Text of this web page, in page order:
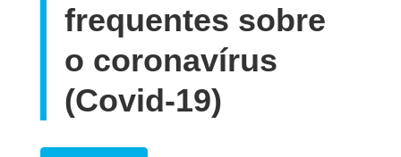
frequentes sobre
o coronavírus
(Covid-19)